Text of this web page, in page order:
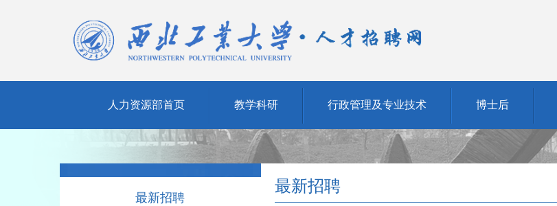
人力资源部首页 教学科研 行政管理及专业技术 博士后
最新招聘
最新招聘